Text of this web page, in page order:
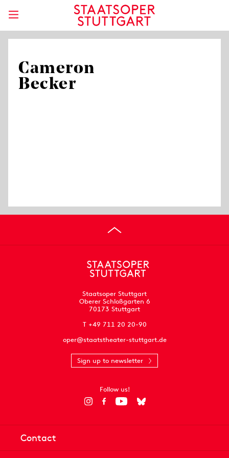
Cameron
Becker
Staatsoper Stuttgart
Oberer Schloßgarten 6
70173 Stuttgart
T +49 711 20 20-90
oper@staatstheater-stuttgart.de
Sign up to newsletter
Follow us!
Contact